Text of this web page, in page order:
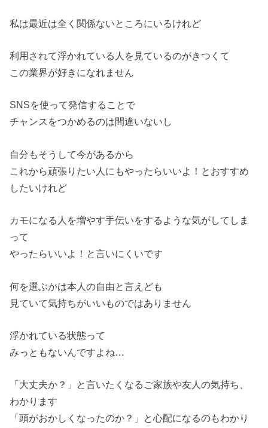
私は最近は全く関係ないところにいるけれど
利用されて浮かれている人を見ているのがきつくて
この業界が好きになれません
SNSを使って発信することで
チャンスをつかめるのは間違いないし
自分もそうして今があるから
これから頑張りたい人にもやったらいいよ！とおすすめ
したいけれど
カモになる人を増やす手伝いをするような気がしてしま
って
やったらいいよ！と言いにくいです
何を選ぶかは本人の自由と言えども
見ていて気持ちがいいものではありません
浮かれている状態って
みっともないんですよね…
「大丈夫か？」と言いたくなるご家族や友人の気持ち、
わかります
「頭がおかしくなったのか？」と心配になるのもわかり